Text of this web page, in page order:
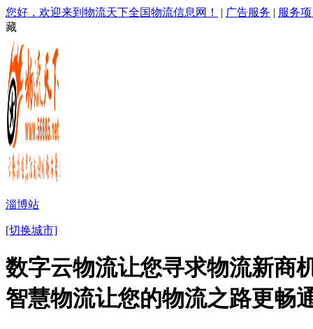
您好，欢迎来到物流天下全国物流信息网！ | 广告服务 | 服务
藏
淄博站
[切换城市]
数字云物流让您寻求物流新商
智慧物流让您的物流之路更畅